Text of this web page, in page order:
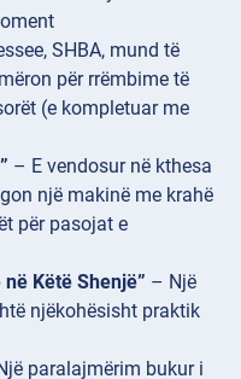
SHBA, mund të
për rrëmbime të
(e kompletuar me
– E vendosur në kthesa
një makinë me krahë
për pasojat e
Këtë Shenjë” – Një
njëkohësisht praktik
paralajmërim bukur i